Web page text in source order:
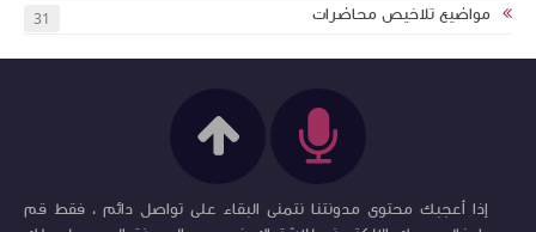
مواضيع تلاخيص محاضرات 31
إذا أعجبك محتوى مدونتنا نتمنى البقاء على تواصل دائم ، فقط قم